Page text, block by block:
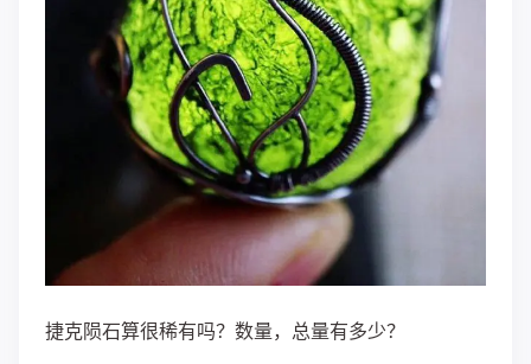
捷克陨石算很稀有吗？数量，总量有多少？